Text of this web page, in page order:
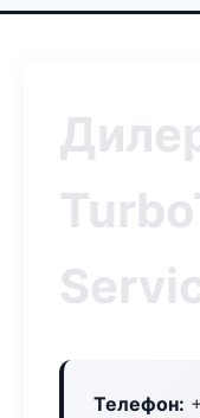
Телефон: